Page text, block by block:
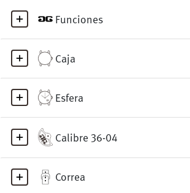
Funciones
Caja
Esfera
Calibre 36-04
Correa